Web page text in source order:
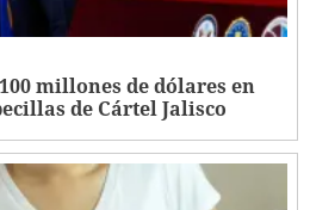
millones de dólares en
de Cártel Jalisco